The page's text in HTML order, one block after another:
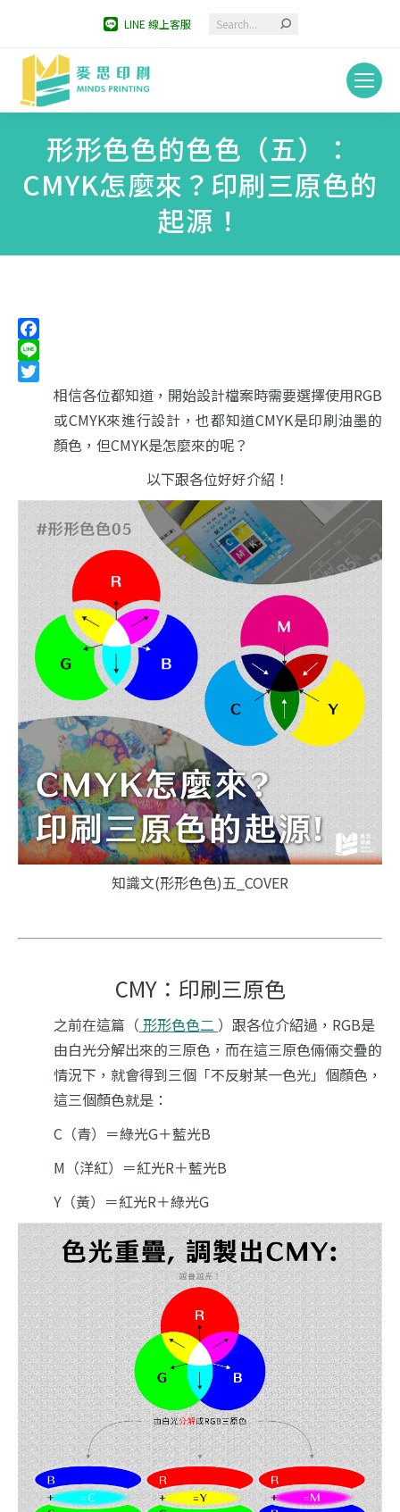
LINE 線上客服 Search:
形形色色的色色（五）：
CMYK怎麼來？印刷三原色的
起源！
Facebook
Line
Twitter相信各位都知道，開始設計檔案時需要選擇使用RGB
或CMYK來進行設計，也都知道CMYK是印刷油墨的
顏色，但CMYK是怎麼來的呢？
以下跟各位好好介紹！
知識文(形形色色)五_COVER
CMY：印刷三原色
之前在這篇（ 形形色色二 ）跟各位介紹過，RGB是
由白光分解出來的三原色，而在這三原色倆倆交疊的
情況下，就會得到三個「不反射某一色光」個顏色，
這三個顏色就是：
C（青）＝綠光G＋藍光B
M（洋紅）＝紅光R＋藍光B
Y（黃）＝紅光R＋綠光G